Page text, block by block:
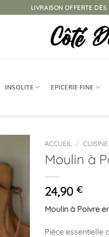
LIVRAISON OFFERTE
INSOLITE EPICERIE FINE
Ajouter
liste
d’envies
ACCUEIL / CUISINE
Moulin à
24,90 €
Moulin à Poivre
Pièce essentielle